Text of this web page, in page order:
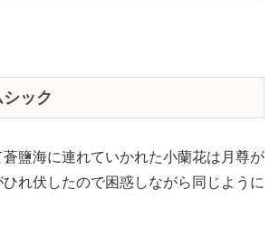
ック
鹽海に連れていかれた小蘭花は月尊が
れ伏したので困惑しながら同じように